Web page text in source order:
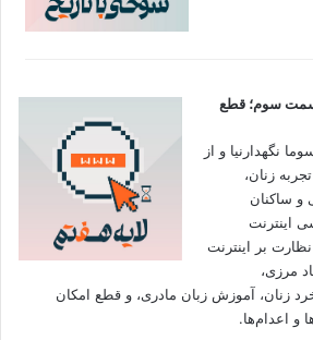
سوم؛ قطع
نگهدارنیا و از
زنان،
و ساکنان
اینترنت
بر اینترنت
مرزی،
زنان، آموزش زبان مادری، و قطع امکان
و اعدام‌ها.